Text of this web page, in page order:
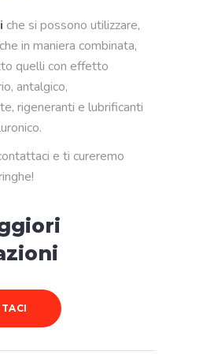
che si possono utilizzare,
in maniera combinata,
quelli con effetto
antalgico,
rigeneranti e lubrificanti
e ti cureremo